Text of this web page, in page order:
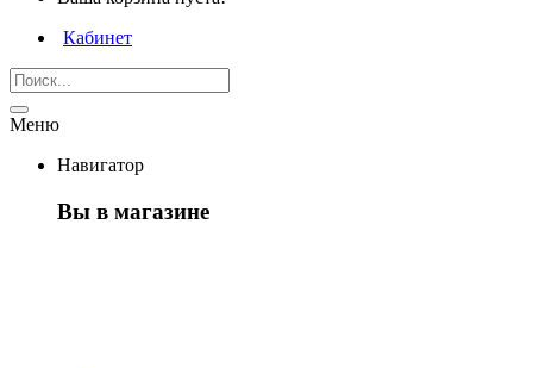
Кабинет
Меню
Навигатор
Вы в магазине